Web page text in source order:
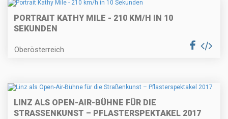
PORTRAIT KATHY MILE - 210 KM/H IN 10
SEKUNDEN
Oberösterreich
LINZ ALS OPEN-AIR-BÜHNE FÜR DIE
STRASSENKUNST – PFLASTERSPEKTAKEL 2017